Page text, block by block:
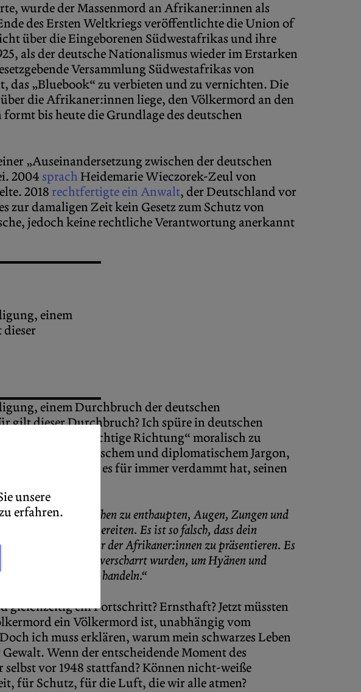
wurde der Massenmord an Afrikaner:innen als
des Ersten Weltkriegs veröffentlichte die Union of
über die Eingeborenen Südwestafrikas und ihre
als der deutsche Nationalismus wieder im Erstarken
Versammlung Südwestafrikas von
das „Bluebook“ zu verbieten und zu vernichten. Die
die Afrikaner:innen liege, den Völkermord an den
bis heute die Grundlage des deutschen
„Auseinandersetzung zwischen der deutschen
2004sprach Heidemarie Wieczorek-Zeul von
2018 rechtfertigte ein Anwalt, der Deutschland vor
zur damaligen Zeit kein Gesetz zum Schutz von
jedoch keine rechtliche Verantwortung anerkannt
einem
einem Durchbruch der deutschen
dieser Durchbruch? Ich spüre in deutschen
Schritt in die richtige Richtung“ moralisch zu
von akademischem und diplomatischem Jargon,
Deutschland es für immer verdammt hat, seinen
sie zwang, Leichen zu enthaupten, Augen, Zungen und
vorzubereiten. Es ist so falsch, dass dein
unzivilisierte Natur der Afrikaner:innen zu präsentieren. Es
in flachen Gräbern verscharrt wurden, um Hyänen und
erlaubte uns, so zu handeln.“
gleichzeitig ein Fortschritt? Ernsthaft? Jetzt müssten
ein Völkermord ist, unabhängig vom
ich muss erklären, warum mein schwarzes Leben
Wenn der entscheidende Moment des
vor 1948 stattfand? Können nicht-weiße
für Schutz, für die Luft, die wir alle atmen?
unsere
erfahren.